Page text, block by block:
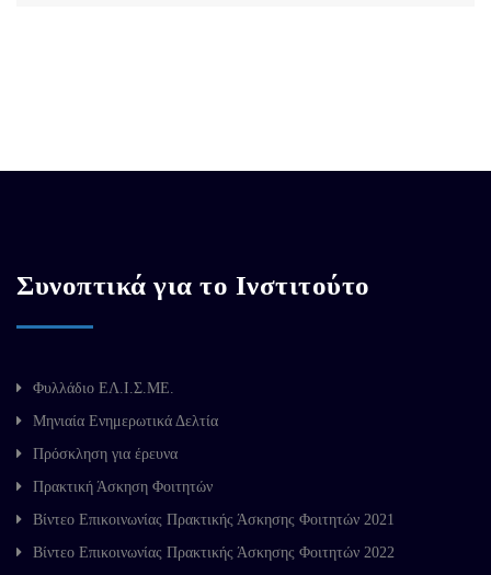
Συνοπτικά για το Ινστιτούτο
Φυλλάδιο ΕΛ.Ι.Σ.ΜΕ.
Μηνιαία Ενημερωτικά Δελτία
Πρόσκληση για έρευνα
Πρακτική Άσκηση Φοιτητών
Βίντεο Επικοινωνίας Πρακτικής Άσκησης Φοιτητών 2021
Βίντεο Επικοινωνίας Πρακτικής Άσκησης Φοιτητών 2022